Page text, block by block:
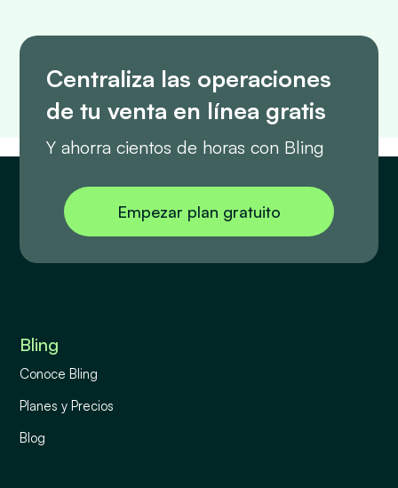
Centraliza las operaciones
de tu venta en línea gratis
Y ahorra cientos de horas con Bling
Empezar plan gratuito
Bling
Conoce Bling
Planes y Precios
Blog